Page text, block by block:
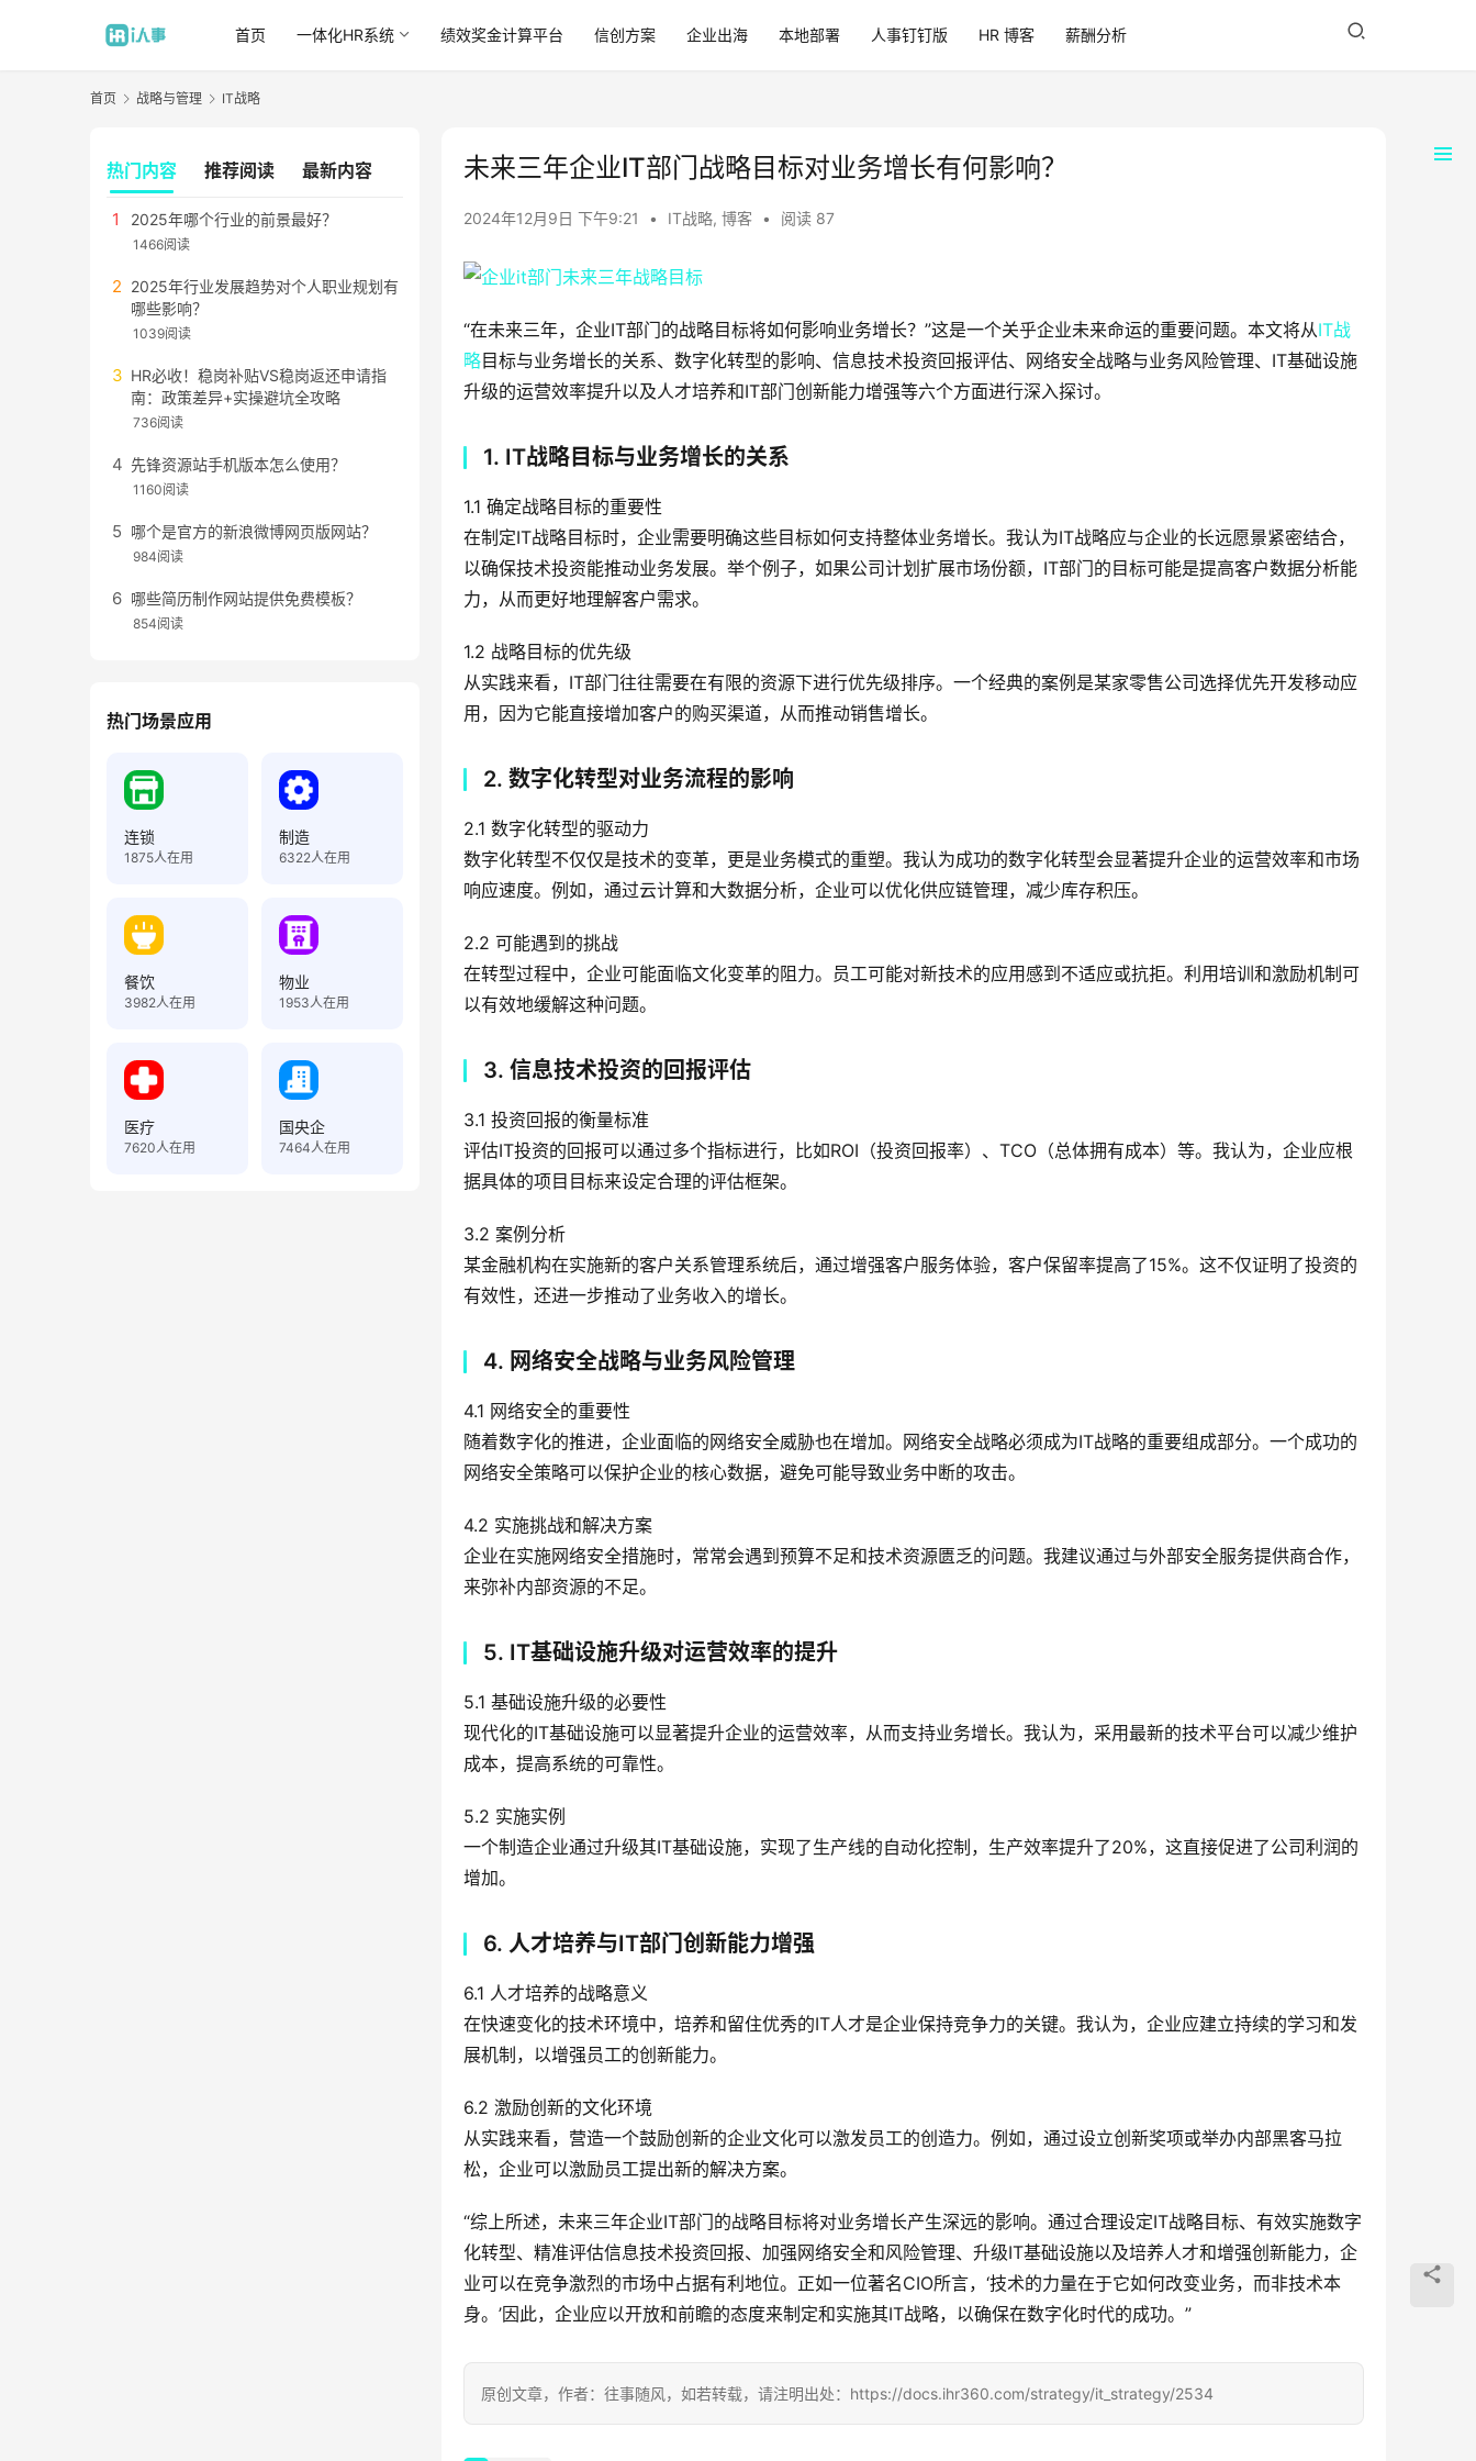
首页 一体化HR系统 绩效奖金计算平台 信创方案 企业出海 本地部署 人事钉钉版 HR 博客 薪酬分析
首页 战略与管理 IT战略
未来三年企业IT部门战略目标对业务增长有何影响？
2024年12月9日 下午9:21 • IT战略, 博客 • 阅读 87
“在未来三年，企业IT部门的战略目标将如何影响业务增长？”这是一个关乎企业未来命运的重要问题。本文将从IT战
略目标与业务增长的关系、数字化转型的影响、信息技术投资回报评估、网络安全战略与业务风险管理、IT基础设施
升级的运营效率提升以及人才培养和IT部门创新能力增强等六个方面进行深入探讨。
1. IT战略目标与业务增长的关系
1.1 确定战略目标的重要性
在制定IT战略目标时，企业需要明确这些目标如何支持整体业务增长。我认为IT战略应与企业的长远愿景紧密结合，
以确保技术投资能推动业务发展。举个例子，如果公司计划扩展市场份额，IT部门的目标可能是提高客户数据分析能
力，从而更好地理解客户需求。
1.2 战略目标的优先级
从实践来看，IT部门往往需要在有限的资源下进行优先级排序。一个经典的案例是某家零售公司选择优先开发移动应
用，因为它能直接增加客户的购买渠道，从而推动销售增长。
2. 数字化转型对业务流程的影响
2.1 数字化转型的驱动力
数字化转型不仅仅是技术的变革，更是业务模式的重塑。我认为成功的数字化转型会显著提升企业的运营效率和市场
响应速度。例如，通过云计算和大数据分析，企业可以优化供应链管理，减少库存积压。
2.2 可能遇到的挑战
在转型过程中，企业可能面临文化变革的阻力。员工可能对新技术的应用感到不适应或抗拒。利用培训和激励机制可
以有效地缓解这种问题。
3. 信息技术投资的回报评估
3.1 投资回报的衡量标准
评估IT投资的回报可以通过多个指标进行，比如ROI（投资回报率）、TCO（总体拥有成本）等。我认为，企业应根
据具体的项目目标来设定合理的评估框架。
3.2 案例分析
某金融机构在实施新的客户关系管理系统后，通过增强客户服务体验，客户保留率提高了15%。这不仅证明了投资的
有效性，还进一步推动了业务收入的增长。
4. 网络安全战略与业务风险管理
4.1 网络安全的重要性
随着数字化的推进，企业面临的网络安全威胁也在增加。网络安全战略必须成为IT战略的重要组成部分。一个成功的
网络安全策略可以保护企业的核心数据，避免可能导致业务中断的攻击。
4.2 实施挑战和解决方案
企业在实施网络安全措施时，常常会遇到预算不足和技术资源匮乏的问题。我建议通过与外部安全服务提供商合作，
来弥补内部资源的不足。
5. IT基础设施升级对运营效率的提升
5.1 基础设施升级的必要性
现代化的IT基础设施可以显著提升企业的运营效率，从而支持业务增长。我认为，采用最新的技术平台可以减少维护
成本，提高系统的可靠性。
5.2 实施实例
一个制造企业通过升级其IT基础设施，实现了生产线的自动化控制，生产效率提升了20%，这直接促进了公司利润的
增加。
6. 人才培养与IT部门创新能力增强
6.1 人才培养的战略意义
在快速变化的技术环境中，培养和留住优秀的IT人才是企业保持竞争力的关键。我认为，企业应建立持续的学习和发
展机制，以增强员工的创新能力。
6.2 激励创新的文化环境
从实践来看，营造一个鼓励创新的企业文化可以激发员工的创造力。例如，通过设立创新奖项或举办内部黑客马拉
松，企业可以激励员工提出新的解决方案。
“综上所述，未来三年企业IT部门的战略目标将对业务增长产生深远的影响。通过合理设定IT战略目标、有效实施数字
化转型、精准评估信息技术投资回报、加强网络安全和风险管理、升级IT基础设施以及培养人才和增强创新能力，企
业可以在竞争激烈的市场中占据有利地位。正如一位著名CIO所言，‘技术的力量在于它如何改变业务，而非技术本
身。’因此，企业应以开放和前瞻的态度来制定和实施其IT战略，以确保在数字化时代的成功。”
原创文章，作者：往事随风，如若转载，请注明出处：https://docs.ihr360.com/strategy/it_strategy/2534
热门内容 推荐阅读 最新内容
2025年哪个行业的前景最好？
1466阅读
2025年行业发展趋势对个人职业规划有
哪些影响？
1039阅读
HR必收！稳岗补贴VS稳岗返还申请指
南：政策差异+实操避坑全攻略
736阅读
先锋资源站手机版本怎么使用？
1160阅读
哪个是官方的新浪微博网页版网站？
984阅读
哪些简历制作网站提供免费模板？
854阅读
热门场景应用
连锁
1875人在用
制造
6322人在用
餐饮
3982人在用
物业
1953人在用
医疗
7620人在用
国央企
7464人在用